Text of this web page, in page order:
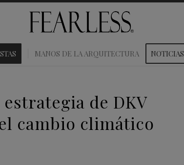
MANOS DE LA ARQUITECTURA NOTICIAS
estrategia de DKV
cambio climático